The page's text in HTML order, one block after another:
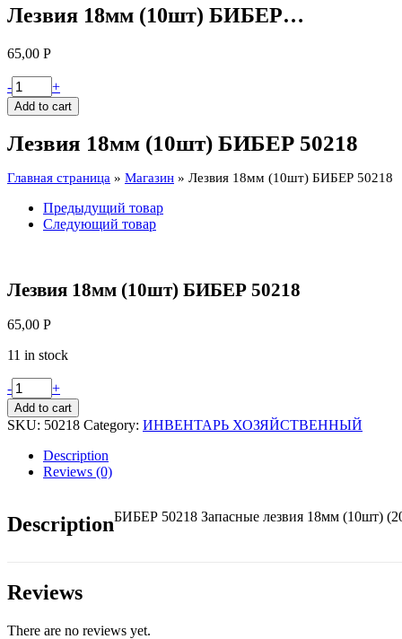
Лезвия 18мм (10шт) БИБЕР…
65,00 Р
Лезвия
18мм
(10шт)
50218
- +
Add to cart
Лезвия 18мм (10шт) БИБЕР 50218
Главная страница » Магазин » Лезвия 18мм (10шт) БИБЕР 50218
Предыдущий товар
Следующий товар
Лезвия 18мм (10шт) БИБЕР 50218
65,00 Р
11 in stock
Лезвия
18мм
(10шт)
БИБЕР
quantity
- +
Add to cart
SKU: 50218 Category: ИНВЕНТАРЬ ХОЗЯЙСТВЕННЫЙ
Description
Reviews (0)
DescriptionБИБЕР 50218 Запасные лезвия 18мм (10шт)
Reviews
There are no reviews yet.